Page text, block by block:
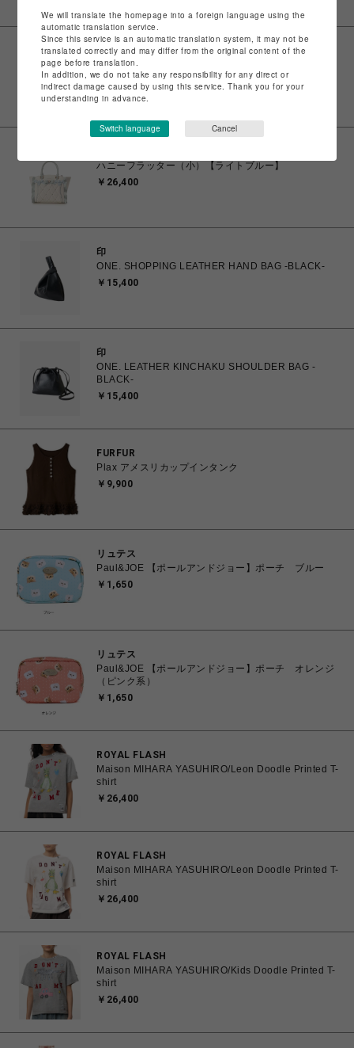
サマンサベガ
ハニーフラッター（小）【ピンク】
￥26,400
ハニーフラッター（小）【ライトブルー】
￥26,400
印
ONE. SHOPPING LEATHER HAND BAG -BLACK-
￥15,400
印
ONE. LEATHER KINCHAKU SHOULDER BAG -
BLACK-
￥15,400
FURFUR
Plax アメスリカップインタンク
￥9,900
リュテス
Paul&JOE 【ポールアンドジョー】ポーチ ブルー
￥1,650
リュテス
Paul&JOE 【ポールアンドジョー】ポーチ オレンジ
（ピンク系）
￥1,650
ROYAL FLASH
Maison MIHARA YASUHIRO/Leon Doodle Printed T-
shirt
￥26,400
ROYAL FLASH
Maison MIHARA YASUHIRO/Leon Doodle Printed T-
shirt
￥26,400
ROYAL FLASH
Maison MIHARA YASUHIRO/Kids Doodle Printed T-
shirt
￥26,400
We will translate the homepage into a foreign language using the
automatic translation service.
Since this service is an automatic translation system, it may not be
translated correctly and may differ from the original content of the
page before translation.
In addition, we do not take any responsibility for any direct or
indirect damage caused by using this service. Thank you for your
understanding in advance.
Switch language Cancel